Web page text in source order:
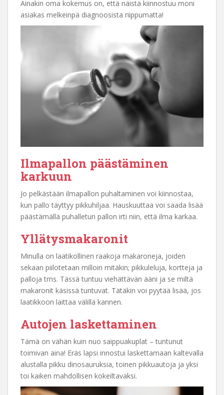
Ainakin oma kokemus on, että näistä kiinnostuu moni
asiakas melkeinpä diagnoosista riippumatta!
Ilmapallon päästäminen
karkuun
Jo pelkästään ilmapallon puhaltaminen voi kiinnostaa,
kun pallo täyttyy pikkuhiljaa. Hauskuuttaa voi saada lisää
päästämällä puhalletun pallon irti niin, että ilma karkaa.
Yllätysmakaronit
Minulla on laatikollinen raakoja makaroneja, joiden
sekaan piilotetaan milloin mitäkin; pikkuleluja, kortteja ja
palloja tms. Tässä tuntuu viehättävän ääni ja se miltä
makaronit käsissä tuntuvat. Tätäkin voi pyytää lisää, jos
laatikkoon laittaa välillä kannen.
Autojen laskettaminen
Tämä on vähän kuin nuo saippuakuplat – tuntunut
toimivan aina! Eräs lapsi innostui laskettamaan kaltevalla
alustalla pikku dinosauruksia, toinen pikkuautoja ja yksi
toi kaiken mahdollisen kokeiltavaksi.